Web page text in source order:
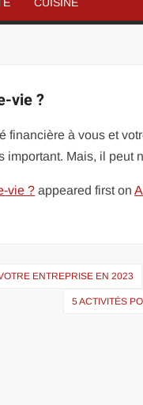
vie ?
financière à vous et
important. Mais, il
vie ? appeared first on
ENTREPRISE EN 2023
5 ACTIVITÉS